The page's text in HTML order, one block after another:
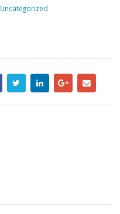
Uncategorized